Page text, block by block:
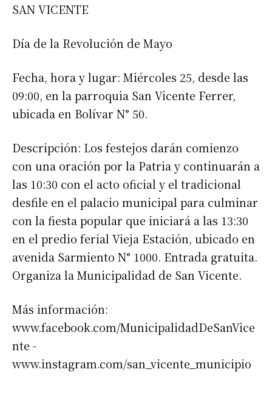
SAN VICENTE
Día de la Revolución de Mayo
Fecha, hora y lugar: Miércoles 25, desde las
09:00, en la parroquia San Vicente Ferrer,
ubicada en Bolívar N° 50.
Descripción: Los festejos darán comienzo
con una oración por la Patria y continuarán a
las 10:30 con el acto oficial y el tradicional
desfile en el palacio municipal para culminar
con la fiesta popular que iniciará a las 13:30
en el predio ferial Vieja Estación, ubicado en
avenida Sarmiento N° 1000. Entrada gratuita.
Organiza la Municipalidad de San Vicente.
Más información:
www.facebook.com/MunicipalidadDeSanVice
nte -
www.instagram.com/san_vicente_municipio